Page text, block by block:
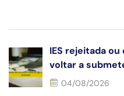
IES rejeitada
voltar a
04/08/2026